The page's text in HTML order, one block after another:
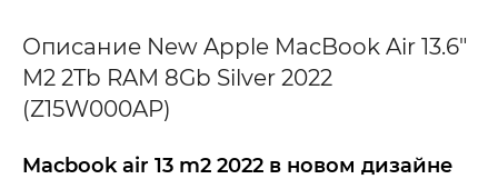
Описание New Apple MacBook Air 13.6"
M2 2Tb RAM 8Gb Silver 2022
(Z15W000AP)
Macbook air 13 m2 2022 в новом дизайне